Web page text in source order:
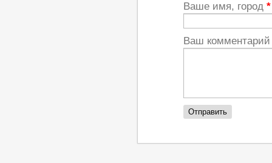
Ваше имя, город *
Ваш